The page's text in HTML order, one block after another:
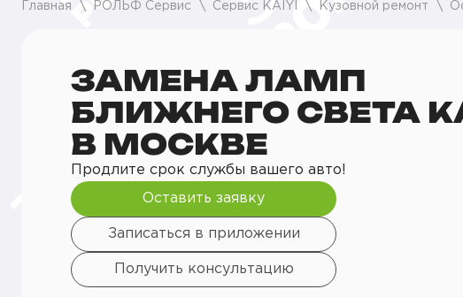
Главная РОЛЬФ Сервис Сервис KAIYI Кузовной ремонт
ЗАМЕНА ЛАМП
БЛИЖНЕГО СВЕТА
В МОСКВЕ
Продлите срок службы вашего авто!
Оставить заявку
Записаться в приложении
Получить консультацию